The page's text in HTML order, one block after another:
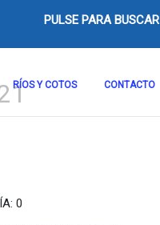
PULSE PARA BUSCAR
RÍOS Y COTOS CONTACTO
0